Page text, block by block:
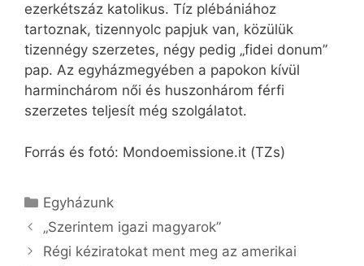
ezerkétszáz katolikus. Tíz plébániához
tartoznak, tizennyolc papjuk van, közülük
tizennégy szerzetes, négy pedig „fidei donum”
pap. Az egyházmegyében a papokon kívül
harminchárom női és huszonhárom férfi
szerzetes teljesít még szolgálatot.
Forrás és fotó: Mondoemissione.it (TZs)
Kategória
Egyházunk
„Szerintem igazi magyarok”
Régi kéziratokat ment meg az amerikai